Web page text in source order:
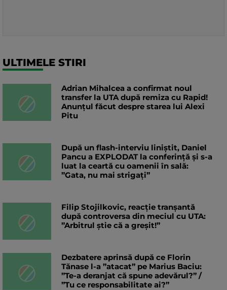
ULTIMELE STIRI
Adrian Mihalcea a confirmat noul
transfer la UTA după remiza cu Rapid!
Anunțul făcut despre starea lui Alexi
Pitu
După un flash-interviu liniștit, Daniel
Pancu a EXPLODAT la conferință și s-a
luat la ceartă cu oamenii în sală:
”Gata, nu mai strigați”
Filip Stojilkovic, reacție tranșantă
după controversa din meciul cu UTA:
”Arbitrul știe că a greșit!”
Dezbatere aprinsă după ce Florin
Tănase l-a ”atacat” pe Marius Baciu:
”Te-a deranjat că spune adevărul?” /
”Tu ce responsabilitate ai?”